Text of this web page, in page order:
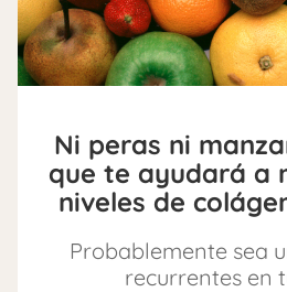
Ni peras ni
que te ayudará a
niveles de
Probablemente sea
recurrentes en